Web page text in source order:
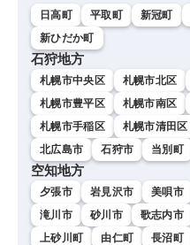
日高町 平取町 新冠町
新ひだか町
石狩地方
札幌市中央区 札幌市北区
札幌市豊平区
札幌市南区
札幌市手稲区
札幌市清田区
北広島市
石狩市 当別町
空知地方
夕張市 岩見沢市 美唄市
滝川市
砂川市 歌志内市
上砂川町
由仁町 長沼町